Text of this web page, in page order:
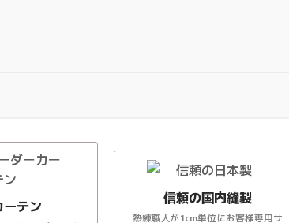
テン 信頼の国内縫製
熟練職人が1cm単位にお客様専用サ